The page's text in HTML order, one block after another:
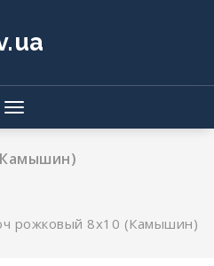
Показать/
Скрыть
рожковый 8х10 (Камышин)